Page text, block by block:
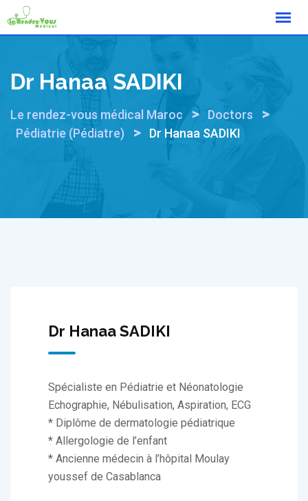
to
Dr Hanaa SADIKI
Le rendez-vous médical Maroc > Doctors >
Pédiatrie (Pédiatre) > Dr Hanaa SADIKI
Dr Hanaa SADIKI
Spécialiste en Pédiatrie et Néonatologie
Echographie, Nébulisation, Aspiration, ECG
* Diplôme de dermatologie pédiatrique
* Allergologie de l’enfant
* Ancienne médecin à l’hôpital Moulay
youssef de Casablanca